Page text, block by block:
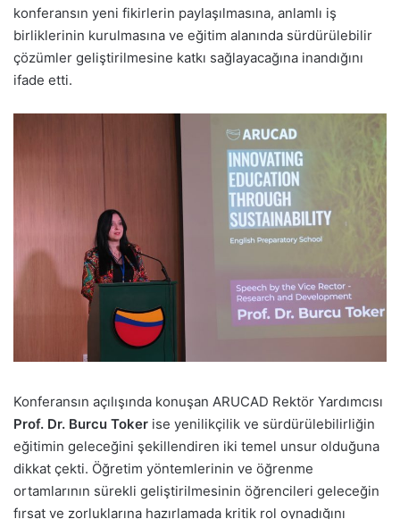
konferansın yeni fikirlerin paylaşılmasına, anlamlı iş
birliklerinin kurulmasına ve eğitim alanında sürdürülebilir
çözümler geliştirilmesine katkı sağlayacağına inandığını
ifade etti.
Konferansın açılışında konuşan ARUCAD Rektör Yardımcısı
Prof. Dr. Burcu Toker ise yenilikçilik ve sürdürülebilirliğin
eğitimin geleceğini şekillendiren iki temel unsur olduğuna
dikkat çekti. Öğretim yöntemlerinin ve öğrenme
ortamlarının sürekli geliştirilmesinin öğrencileri geleceğin
fırsat ve zorluklarına hazırlamada kritik rol oynadığını